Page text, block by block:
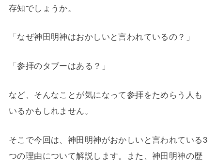
存知でしょうか。
「なぜ神田明神はおかしいと言われているの？」
「参拝のタブーはある？」
など、そんなことが気になって参拝をためらう人も
いるかもしれません。
そこで今回は、神田明神がおかしいと言われている3
つの理由について解説します。また、神田明神の歴